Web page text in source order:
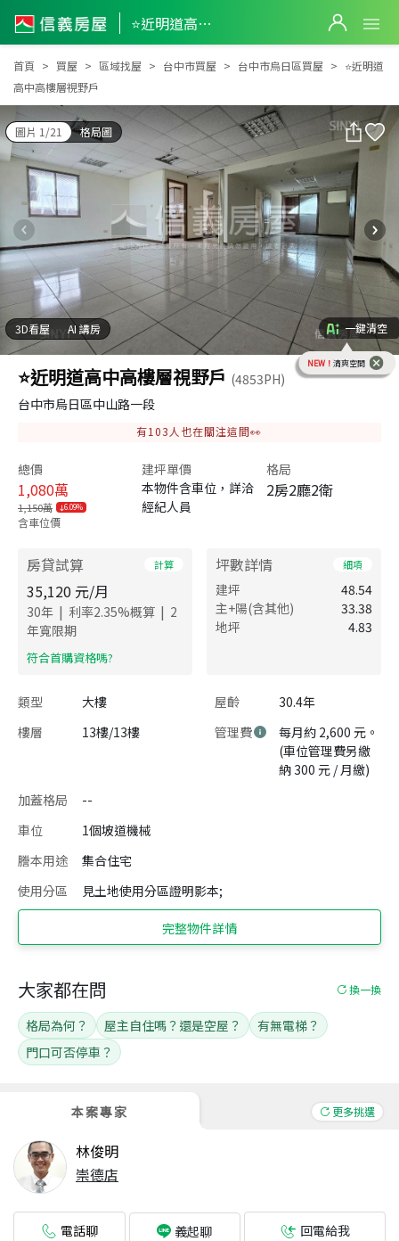
⭐近明道高中高樓層視野戶
⭐近明道高中高樓層視野戶
首頁 買屋 區域找屋 台中市買屋 台中市烏日區買屋
⭐近明道
高中高樓層視野戶
圖片 1/21 格局圖
3D看屋 AI 講房 一鍵清空
NEW！ 清爽空間
⭐近明道高中高樓層視野戶 (4853PH)
台中市烏日區中山路一段
有103 人也在關注這間👀
總價
1,080萬
1,150萬 6.09%
含車位價
建坪單價
本物件含車位，詳洽
經紀人員
格局
2房2廳2衛
房貸試算 計算
35,120 元/月
30年 | 利率2.35%概算 | 2
年寬限期
​符合首購資格嗎?
坪數詳情 細項
建坪
48.54
主+陽(含其他)
33.38
地坪
4.83
類型 大樓 屋齡
30.4年
樓層
13樓/13樓 管理費
每月約 2,600 元。
(車位管理費另繳
納 300 元 / 月繳)
加蓋格局
--
車位
1個坡道機械
謄本用途
集合住宅
使用分區
見土地使用分區證明影本;
完整物件詳情
本案專家 更多挑選
林俊明
崇德店
電話聊 義起聊 回電給我
大家都在問 換一換
格局為何？ 屋主自住嗎？還是空屋？
有無電梯？
門口可否停車？